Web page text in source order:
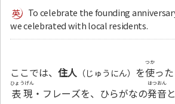
To celebrate the founding
we celebrated with local residents.
ここでは、 住人 （じゅうにん） を使
つか
った
表現
ひょうげん
・フレーズを、ひらがなの発音
はつおん
と